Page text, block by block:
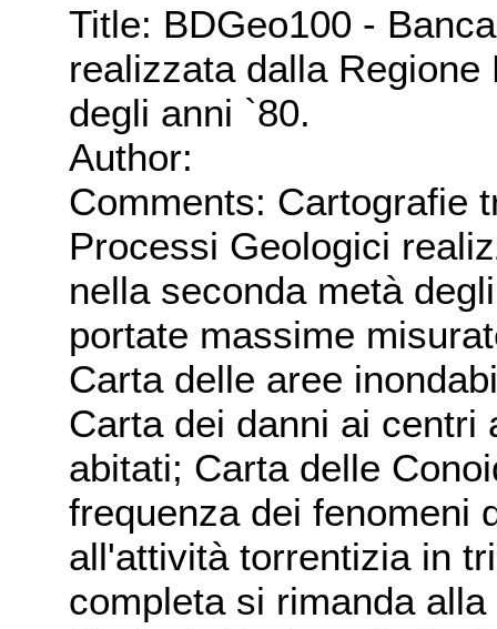
Title: BDGeo100 -
realizzata dalla
degli anni `80.
Author:
Comments: Cartografie
Processi Geologici
nella seconda metà
portate massime
Carta delle aree
Carta dei danni ai centri
abitati; Carta delle
frequenza dei fenomeni
all'attività torrentizia in
completa si rimanda